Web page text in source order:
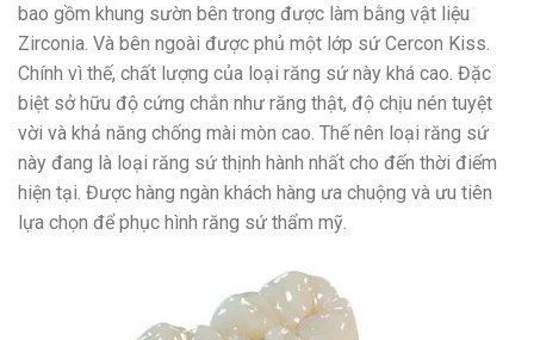
bao gồm khung sườn bên trong được làm bằng vật liệu
Zirconia. Và bên ngoài được phủ một lớp sứ Cercon Kiss.
Chính vì thế, chất lượng của loại răng sứ này khá cao. Đặc
biệt sở hữu độ cứng chắn như răng thật, độ chịu nén tuyệt
vời và khả năng chống mài mòn cao. Thế nên loại răng sứ
này đang là loại răng sứ thịnh hành nhất cho đến thời điểm
hiện tại. Được hàng ngàn khách hàng ưa chuộng và ưu tiên
lựa chọn để phục hình răng sứ thẩm mỹ.